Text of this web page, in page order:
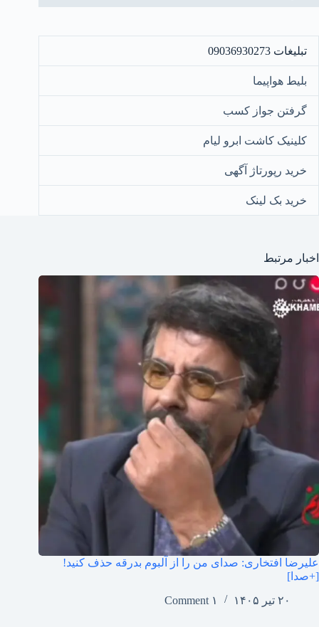
تبلیغات 09036930273
بلیط هواپیما
گرفتن جواز کسب
کلینیک کاشت ابرو لیام
خرید رپورتاژ آگهی
خرید بک لینک
اخبار مرتبط
علیرضا افتخاری: صدای من را از آلبوم بدرقه حذف کنید!
[+صدا]
۲۰ تیر ۱۴۰۵
۱ Comment